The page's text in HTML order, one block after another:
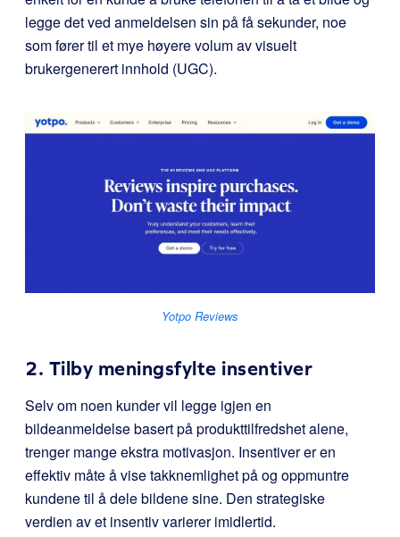
legge det ved anmeldelsen sin på få sekunder, noe
som fører til et mye høyere volum av visuelt
brukergenerert innhold (UGC).
Yotpo Reviews
2. Tilby meningsfylte insentiver
Selv om noen kunder vil legge igjen en
bildeanmeldelse basert på produkttilfredshet alene,
trenger mange ekstra motivasjon. Insentiver er en
effektiv måte å vise takknemlighet på og oppmuntre
kundene til å dele bildene sine. Den strategiske
verdien av et insentiv varierer imidlertid.